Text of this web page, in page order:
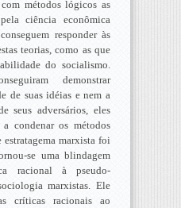
métodos lógicos as
ciência econômica
responder às
teorias, como as que
do socialismo.
demonstrar
de suas idéias e nem a
seus adversários, eles
a condenar os métodos
estratagema marxista foi
se uma blindagem
racional à pseudo-
marxistas. Ele
críticas racionais ao